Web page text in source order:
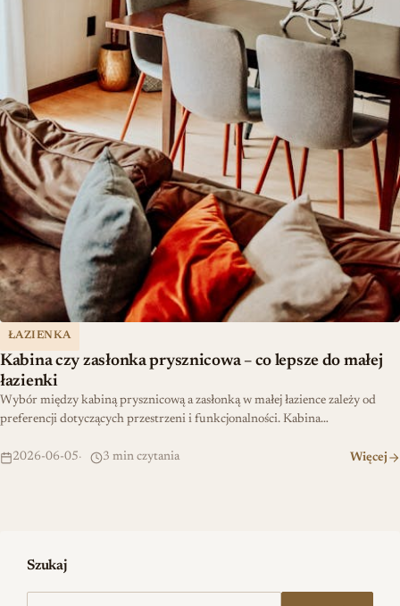
ŁAZIENKA
Kabina czy zasłonka prysznicowa – co lepsze do małej
łazienki
Wybór między kabiną prysznicową a zasłonką w małej łazience zależy od
preferencji dotyczących przestrzeni i funkcjonalności. Kabina…
2026-06-05 3 min czytania Więcej
Szukaj